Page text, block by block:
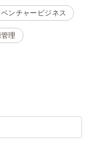
ベンチャービジネス
理